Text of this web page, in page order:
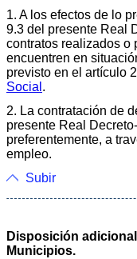
1. A los efectos de lo
9.3 del presente Real
contratos realizados o
encuentren en
previsto en el artículo
Social .
2. La contratación de
presente Real
preferentemente, a
empleo.
Subir
Disposición
Municipios.